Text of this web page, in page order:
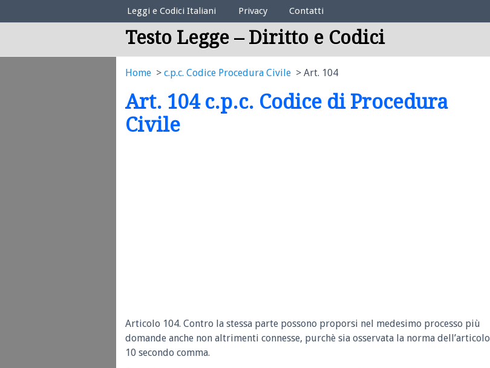
Elenco Codici Legali
Leggi e Codici Italiani Privacy Contatti
Testo Legge – Diritto e Codici
Home c.p.c. Codice Procedura Civile Art. 104
Art. 104 c.p.c. Codice di Procedura
Civile
Articolo 104. Contro la stessa parte possono proporsi nel medesimo processo più
domande anche non altrimenti connesse, purchè sia osservata la norma dell’articolo
10 secondo comma.